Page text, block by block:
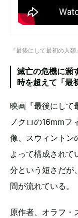
『最後にして最初の人
滅亡の危機に瀕
時を超えて「最
映画『最後にして
ノクロの16mmフ
像、スウィントン
よって構成されて
分という短さだが
間が流れている。
原作者、オラフ・